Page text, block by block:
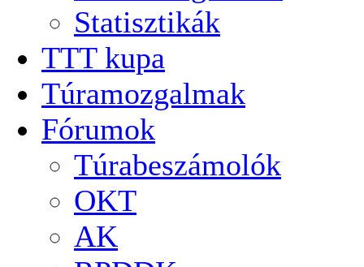
Statisztikák
TTT kupa
Túramozgalmak
Fórumok
Túrabeszámolók
OKT
AK